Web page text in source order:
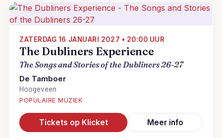
ZATERDAG 16 JANUARI 2027 • 20:00 UUR
The Dubliners Experience
The Songs and Stories of the Dubliners 26-27
De Tamboer
Hoogeveen
POPULAIRE MUZIEK
Tickets op Klicket Meer info